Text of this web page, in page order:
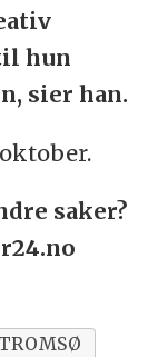
hun
sier han.
saker?